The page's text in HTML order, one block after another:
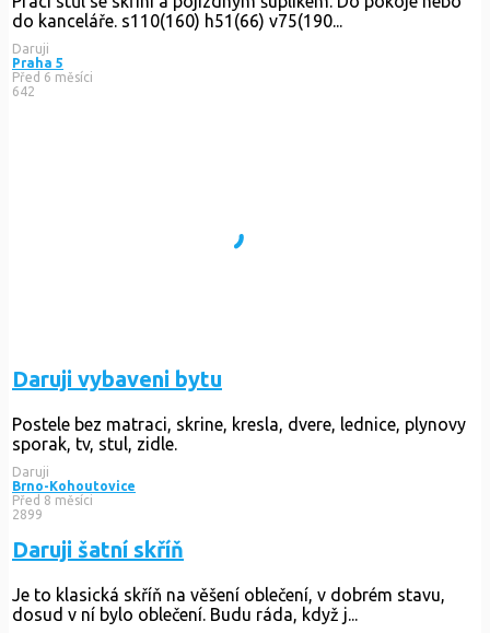
do kanceláře. s110(160) h51(66) v75(190...
Daruji
Praha 5
Před 6 měsíci
642
Daruji vybaveni bytu
Postele bez matraci, skrine, kresla, dvere, lednice, plynovy
sporak, tv, stul, zidle.
Daruji
Brno-Kohoutovice
Před 8 měsíci
2899
Daruji šatní skříň
Je to klasická skříň na věšení oblečení, v dobrém stavu,
dosud v ní bylo oblečení. Budu ráda, když j...